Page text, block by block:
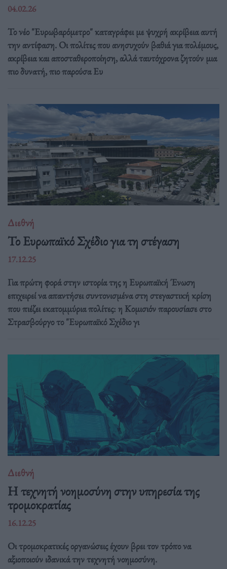
04.02.26
Το νέο "Ευρωβαρόμετρο" καταγράφει με ψυχρή ακρίβεια αυτή
την αντίφαση. Oι πολίτες που ανησυχούν βαθιά για πολέμους,
ακρίβεια και αποσταθεροποίηση, αλλά ταυτόχρονα ζητούν μια
πιο δυνατή, πιο παρούσα Ευ
Διεθνή
Το Ευρωπαϊκό Σχέδιο για τη στέγαση
17.12.25
Για πρώτη φορά στην ιστορία της η Ευρωπαϊκή Ένωση
επιχειρεί να απαντήσει συντονισμένα στη στεγαστική κρίση
που πιέζει εκατομμύρια πολίτες: η Κομισιόν παρουσίασε στο
Στρασβούργο το "Ευρωπαϊκό Σχέδιο γι
Διεθνή
Η τεχνητή νοημοσύνη στην υπηρεσία της
τρομοκρατίας
16.12.25
Οι τρομοκρατικές οργανώσεις έχουν βρει τον τρόπο να
αξιοποιούν ιδανικά την τεχνητή νοημοσύνη.